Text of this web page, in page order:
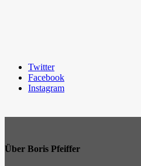
Twitter
Facebook
Instagram
Über Boris Pfeiffer